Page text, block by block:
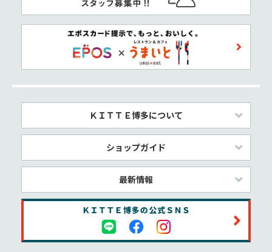
ＫＩＴＴＥ博多について
ショップガイド
最新情報